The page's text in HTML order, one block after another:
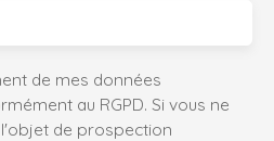
de mes données
au RGPD. Si vous ne
de prospection